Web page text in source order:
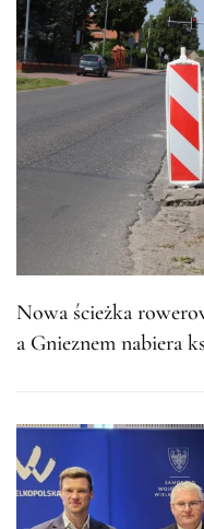
Nowa ścieżka
a Gnieznem nabiera